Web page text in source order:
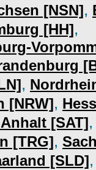
[NSN],
[HH],
,
[NRW],
[SAT],
[TRG],
[SLD],